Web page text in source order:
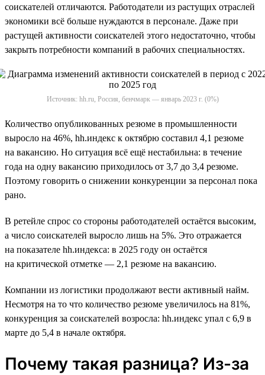
соискателей отличаются. Работодатели из растущих отраслей
экономики всё больше нуждаются в персонале. Даже при
растущей активности соискателей этого недостаточно, чтобы
закрыть потребности компаний в рабочих специальностях.
Источник: hh.ru, Россия, бенчмарк — январь 2023 г. (0%)
Количество опубликованных резюме в промышленности
выросло на 46%, hh.индекс к октябрю составил 4,1 резюме
на вакансию. Но ситуация всё ещё нестабильна: в течение
года на одну вакансию приходилось от 3,7 до 3,4 резюме.
Поэтому говорить о снижении конкуренции за персонал пока
рано.
В ретейле спрос со стороны работодателей остаётся высоким,
а число соискателей выросло лишь на 5%. Это отражается
на показателе hh.индекса: в 2025 году он остаётся
на критической отметке — 2,1 резюме на вакансию.
Компании из логистики продолжают вести активный найм.
Несмотря на то что количество резюме увеличилось на 81%,
конкуренция за соискателей возросла: hh.индекс упал с 6,9 в
марте до 5,4 в начале октября.
Почему такая разница? Из-за